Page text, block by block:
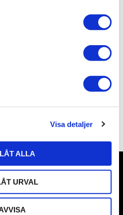
Visa detaljer
ALLA
URVAL
Baserat på 0 betyg.